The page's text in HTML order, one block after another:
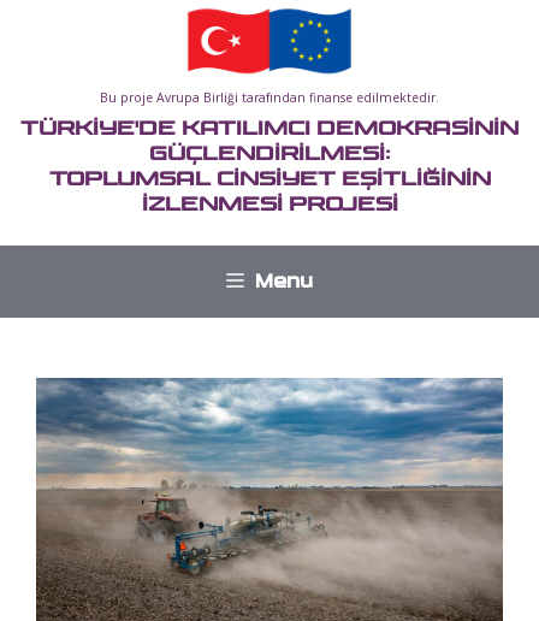
Bu proje Avrupa Birliği tarafından finanse edilmektedir.
TÜRKİYE'DE KATILIMCI DEMOKRASİNİN
GÜÇLENDİRİLMESİ:
TOPLUMSAL CİNSİYET EŞİTLİĞİNİN
İZLENMESİ PROJESİ
Menu